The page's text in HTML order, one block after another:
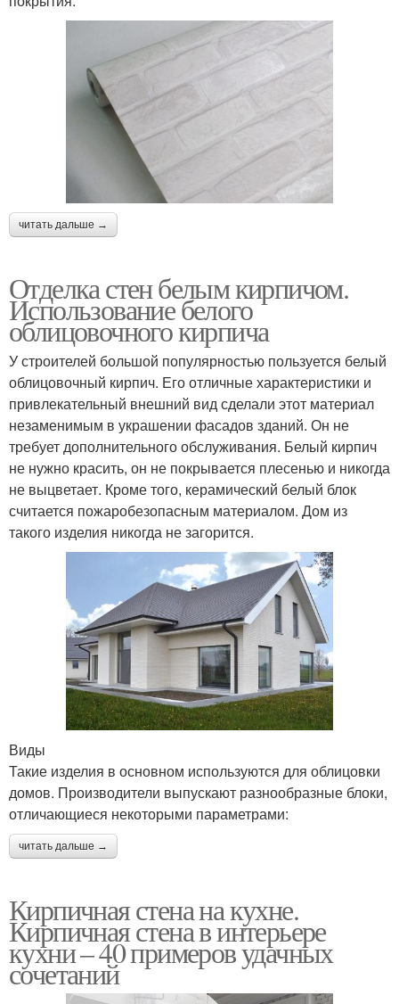
читать дальше →
Отделка стен белым кирпичом.
Использование белого
облицовочного кирпича
У строителей большой популярностью пользуется белый
облицовочный кирпич. Его отличные характеристики и
привлекательный внешний вид сделали этот материал
незаменимым в украшении фасадов зданий. Он не
требует дополнительного обслуживания. Белый кирпич
не нужно красить, он не покрывается плесенью и никогда
не выцветает. Кроме того, керамический белый блок
считается пожаробезопасным материалом. Дом из
такого изделия никогда не загорится.
Виды
Такие изделия в основном используются для облицовки
домов. Производители выпускают разнообразные блоки,
отличающиеся некоторыми параметрами:
читать дальше →
Кирпичная стена на кухне.
Кирпичная стена в интерьере
кухни – 40 примеров удачных
сочетаний